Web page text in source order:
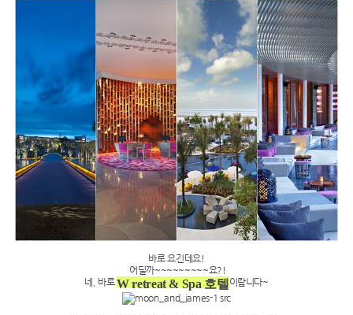
바로 요긴데요!
어딜까~~~~~~~~~요?!
네, 바로W retreat & Spa 호텔 이랍니다~